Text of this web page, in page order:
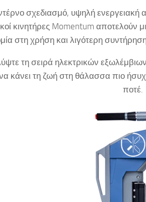
σχεδιασμό, υψηλή ενεργειακή
κινητήρες Momentum αποτελούν
στη χρήση και λιγότερη
τη σειρά ηλεκτρικών
κάνει τη ζωή στη θάλασσα πιο
ποτέ.